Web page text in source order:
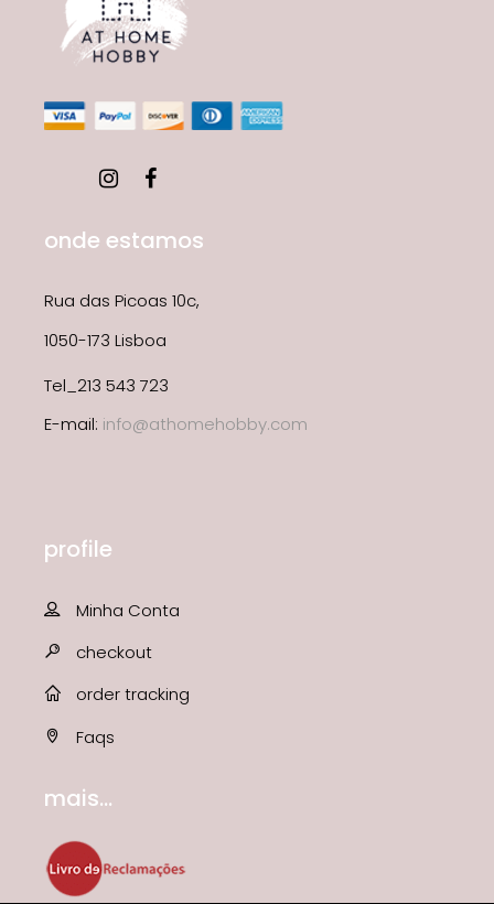
onde estamos
Rua das Picoas 10c,
1050-173 Lisboa
Tel_213 543 723
E-mail: info@athomehobby.com
profile
Minha Conta
checkout
order tracking
Faqs
mais...